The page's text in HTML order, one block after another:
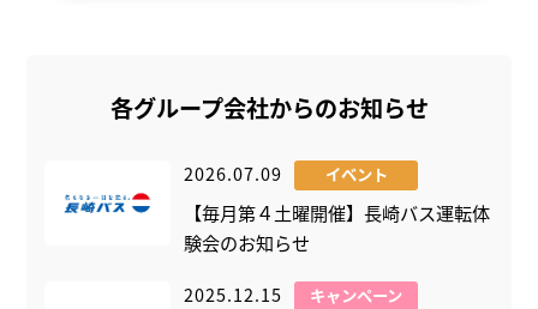
各グループ会社からのお知らせ
2026.07.09 イベント
【毎月第４土曜開催】長崎バス運転体
験会のお知らせ
2025.12.15 キャンペーン